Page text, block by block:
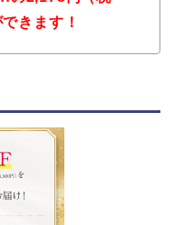
きます！